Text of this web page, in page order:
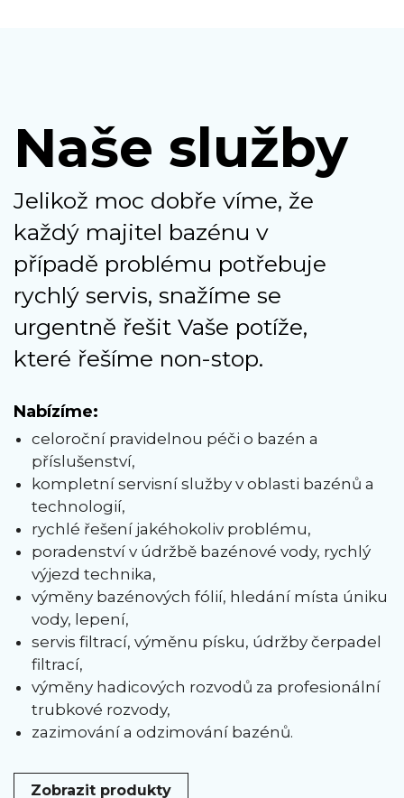
Naše služby
Jelikož moc dobře víme, že
každý majitel bazénu v
případě problému potřebuje
rychlý servis, snažíme se
urgentně řešit Vaše potíže,
které řešíme non-stop.
Nabízíme:
celoroční pravidelnou péči o bazén a
příslušenství,
kompletní servisní služby v oblasti bazénů a
technologií,
rychlé řešení jakéhokoliv problému,
poradenství v údržbě bazénové vody, rychlý
výjezd technika,
výměny bazénových fólií, hledání místa úniku
vody, lepení,
servis filtrací, výměnu písku, údržby čerpadel
filtrací,
výměny hadicových rozvodů za profesionální
trubkové rozvody,
zazimování a odzimování bazénů.
Zobrazit produkty